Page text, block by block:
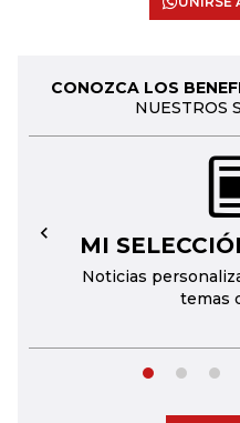
CONOZCA LOS
NUESTROS
MI
Noticias
temas
←